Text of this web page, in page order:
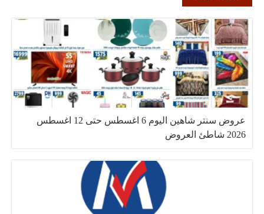
عروض سنتر شاهين اليوم 6 اغسطس حتى 12 اغسطس
2026 شاطئ العروض